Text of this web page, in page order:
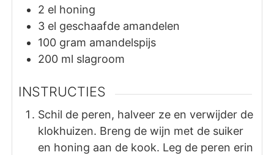
2 el honing
3 el geschaafde amandelen
100 gram amandelspijs
200 ml slagroom
INSTRUCTIES
Schil de peren, halveer ze en verwijder de
klokhuizen. Breng de wijn met de suiker
en honing aan de kook. Leg de peren erin